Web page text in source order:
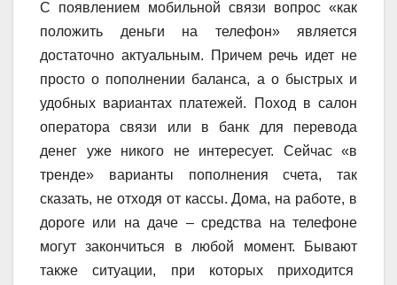
С появлением мобильной связи вопрос «как
положить деньги на телефон» является
достаточно актуальным. Причем речь идет не
просто о пополнении баланса, а о быстрых и
удобных вариантах платежей. Поход в салон
оператора связи или в банк для перевода
денег уже никого не интересует. Сейчас «в
тренде» варианты пополнения счета, так
сказать, не отходя от кассы. Дома, на работе, в
дороге или на даче – средства на телефоне
могут закончиться в любой момент. Бывают
также ситуации, при которых приходится